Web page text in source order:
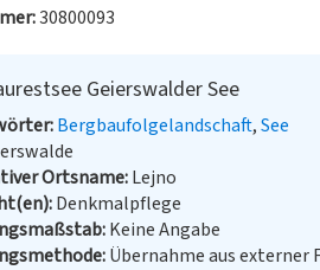
30800093
Geierswalder See
Bergbaufolgelandschaft See
Ortsname Lejno
Denkmalpflege
Keine Angabe
Übernahme aus externer